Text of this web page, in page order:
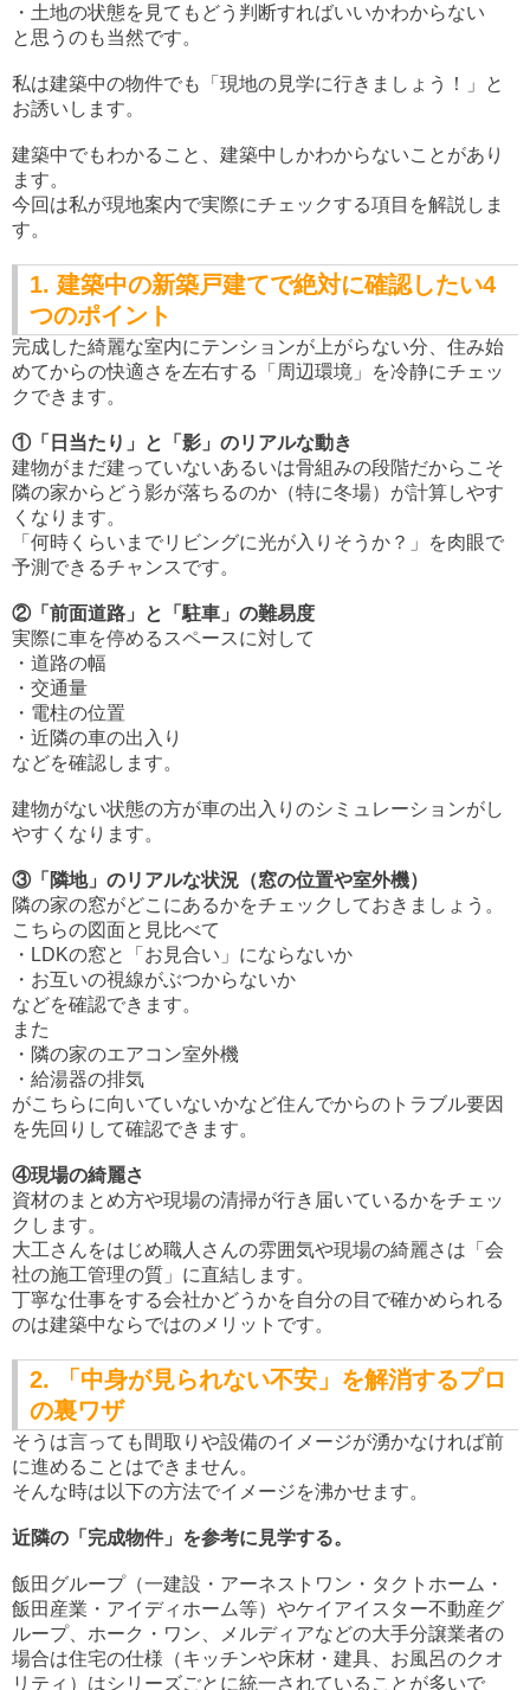
・土地の状態を見てもどう判断すればいいかわからない
と思うのも当然です。
私は建築中の物件でも「現地の見学に行きましょう！」と
お誘いします。
建築中でもわかること、建築中しかわからないことがあり
ます。
今回は私が現地案内で実際にチェックする項目を解説しま
す。
1. 建築中の新築戸建てで絶対に確認したい4
つのポイント
完成した綺麗な室内にテンションが上がらない分、住み始
めてからの快適さを左右する「周辺環境」を冷静にチェッ
クできます。
①「日当たり」と「影」のリアルな動き
建物がまだ建っていないあるいは骨組みの段階だからこそ
隣の家からどう影が落ちるのか（特に冬場）が計算しやす
くなります。
「何時くらいまでリビングに光が入りそうか？」を肉眼で
予測できるチャンスです。
②「前面道路」と「駐車」の難易度
実際に車を停めるスペースに対して
・道路の幅
・交通量
・電柱の位置
・近隣の車の出入り
などを確認します。
建物がない状態の方が車の出入りのシミュレーションがし
やすくなります。
③「隣地」のリアルな状況（窓の位置や室外機）
隣の家の窓がどこにあるかをチェックしておきましょう。
こちらの図面と見比べて
・LDKの窓と「お見合い」にならないか
・お互いの視線がぶつからないか
などを確認できます。
また
・隣の家のエアコン室外機
・給湯器の排気
がこちらに向いていないかなど住んでからのトラブル要因
を先回りして確認できます。
④現場の綺麗さ
資材のまとめ方や現場の清掃が行き届いているかをチェッ
クします。
大工さんをはじめ職人さんの雰囲気や現場の綺麗さは「会
社の施工管理の質」に直結します。
丁寧な仕事をする会社かどうかを自分の目で確かめられる
のは建築中ならではのメリットです。
2. 「中身が見られない不安」を解消するプロ
の裏ワザ
そうは言っても間取りや設備のイメージが湧かなければ前
に進めることはできません。
そんな時は以下の方法でイメージを沸かせます。
近隣の「完成物件」を参考に見学する。
飯田グループ（一建設・アーネストワン・タクトホーム・
飯田産業・アイディホーム等）やケイアイスター不動産グ
ループ、ホーク・ワン、メルディアなどの大手分譲業者の
場合は住宅の仕様（キッチンや床材・建具、お風呂のクオ
リティ）はシリーズごとに統一されていることが多いで